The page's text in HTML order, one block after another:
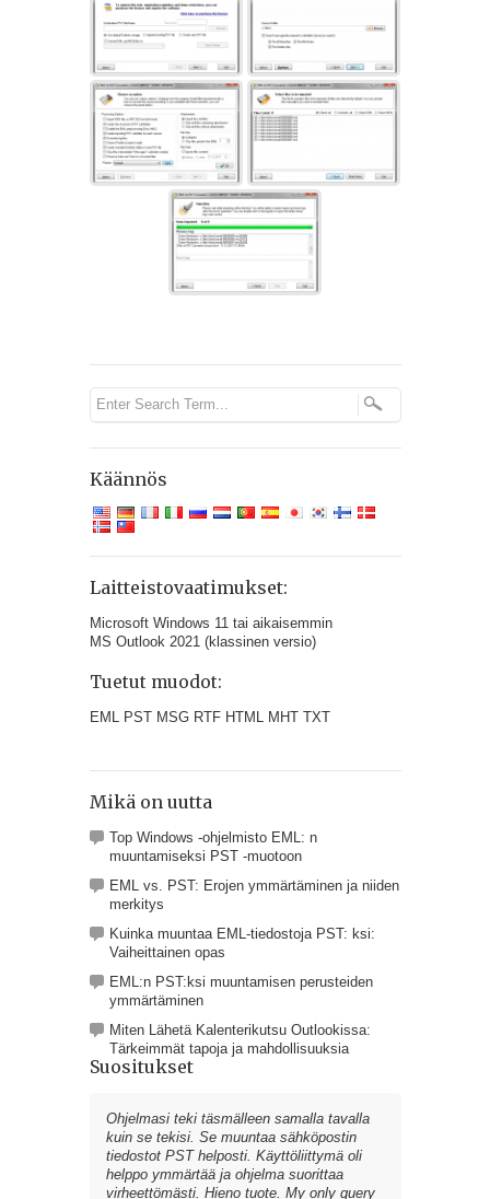
Käännös
Laitteistovaatimukset:
Microsoft Windows 11 tai aikaisemmin
MS Outlook 2021 (klassinen versio)
Tuetut muodot:
EML PST MSG RTF HTML MHT TXT
Mikä on uutta
Top Windows -ohjelmisto EML: n
muuntamiseksi PST -muotoon
EML vs. PST: Erojen ymmärtäminen ja niiden
merkitys
Kuinka muuntaa EML-tiedostoja PST: ksi:
Vaiheittainen opas
EML:n PST:ksi muuntamisen perusteiden
ymmärtäminen
Miten Lähetä Kalenterikutsu Outlookissa:
Tärkeimmät tapoja ja mahdollisuuksia
Suositukset
Ohjelmasi teki täsmälleen samalla tavalla
kuin se tekisi. Se muuntaa sähköpostin
tiedostot PST helposti. Käyttöliittymä oli
helppo ymmärtää ja ohjelma suorittaa
virheettömästi. Hieno tuote. My only query